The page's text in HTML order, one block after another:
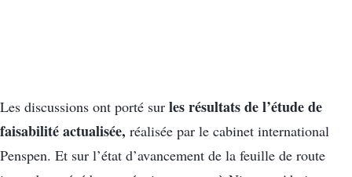
Les discussions ont porté sur les résultats de l’étude de
faisabilité actualisée, réalisée par le cabinet international
Penspen. Et sur l’état d’avancement de la feuille de route